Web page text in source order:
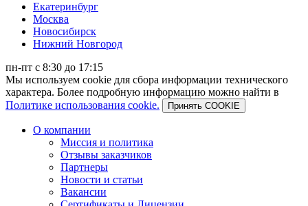
Екатеринбург
Москва
Новосибирск
Нижний Новгород
пн-пт с 8:30 до 17:15
Мы используем cookie для сбора информации технического
характера. Более подробную информацию можно найти в
Политике использования cookie.
Принять COOKIE
О компании
Миссия и политика
Отзывы заказчиков
Партнеры
Новости и статьи
Вакансии